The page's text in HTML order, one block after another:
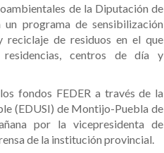
de la Diputación de
programa de sensibilización
reciclaje de residuos en el que
centros de día y
fondos FEDER a través de la
(EDUSI) de Montijo-Puebla de
por la vicepresidenta de
de la institución provincial.